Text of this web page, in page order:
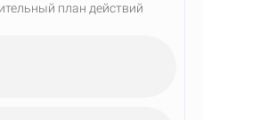
план действий